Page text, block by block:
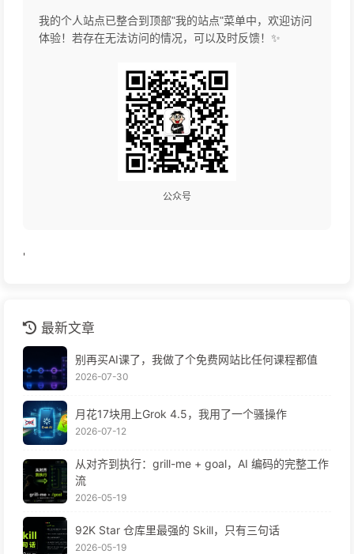
我的个人站点已整合到顶部"我的站点"菜单中，欢迎访问
体验！若存在无法访问的情况，可以及时反馈！✨
公众号
'
最新文章
别再买AI课了，我做了个免费网站比任何课程都值
2026-07-30
月花17块用上Grok 4.5，我用了一个骚操作
2026-07-12
从对齐到执行：grill-me + goal，AI 编码的完整工作
流
2026-05-19
92K Star 仓库里最强的 Skill，只有三句话
2026-05-19